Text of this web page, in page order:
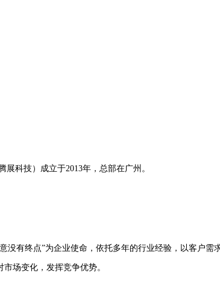
科技）成立于2013年，总部在广州。
没有终点”为企业使命，依托多年的行业经验，以客户
场变化，发挥竞争优势。